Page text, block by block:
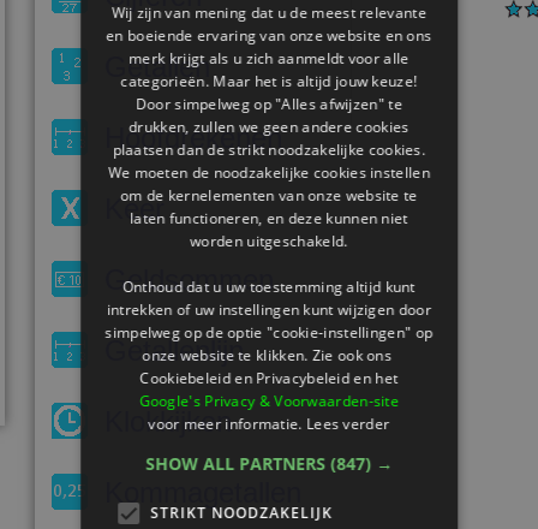
Getallen
Hoofdrekenen
Keer
Geldsommen
Getallenlijn
Klokkijken
Wij zijn van mening dat u de meest relevante
en boeiende ervaring van onze website en ons
merk krijgt als u zich aanmeldt voor alle
categorieën. Maar het is altijd jouw keuze!
Door simpelweg op "Alles afwijzen" te
drukken, zullen we geen andere cookies
plaatsen dan de strikt noodzakelijke cookies.
We moeten de noodzakelijke cookies instellen
om de kernelementen van onze website te
laten functioneren, en deze kunnen niet
worden uitgeschakeld.
Onthoud dat u uw toestemming altijd kunt
intrekken of uw instellingen kunt wijzigen door
simpelweg op de optie "cookie-instellingen" op
onze website te klikken. Zie ook ons ​​
Cookiebeleid en Privacybeleid en het
Google's Privacy & Voorwaarden-site
voor meer informatie. Lees verder
SHOW ALL PARTNERS (847) →
STRIKT NOODZAKELIJK